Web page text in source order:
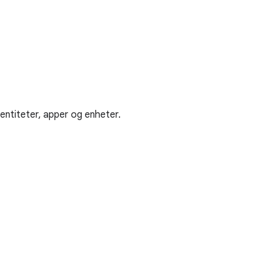
apper og enheter.